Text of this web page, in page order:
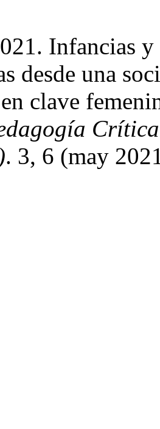
Infancias y
desde una
clave
. 3, 6 (may